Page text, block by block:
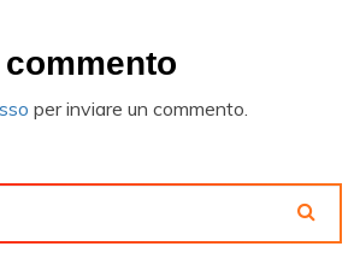
per inviare un commento.